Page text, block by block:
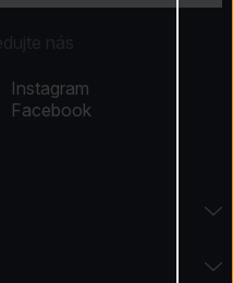
nás
Instagram
Facebook